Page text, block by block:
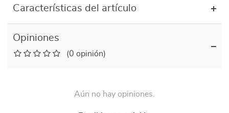
Características del artículo
Opiniones
(0 opinión)
Aún no hay opiniones.